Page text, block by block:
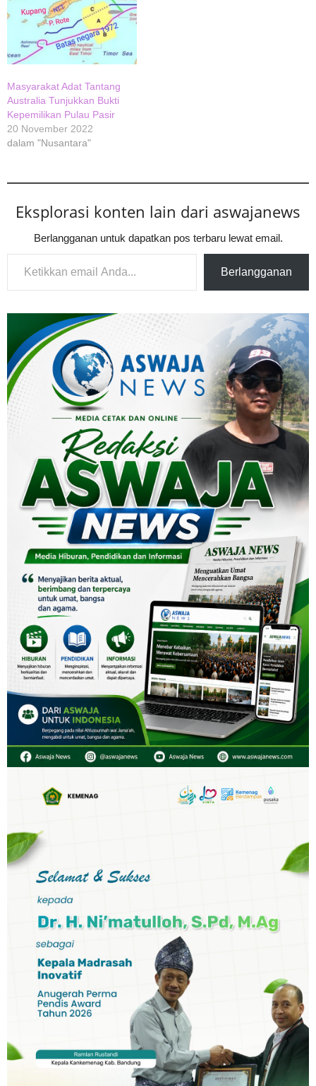
Masyarakat Adat Tantang
Australia Tunjukkan Bukti
Kepemilikan Pulau Pasir
20 November 2022
dalam "Nusantara"
Eksplorasi konten lain dari aswajanews
Berlangganan untuk dapatkan pos terbaru lewat email.
Ketikkan email Anda...
Berlangganan